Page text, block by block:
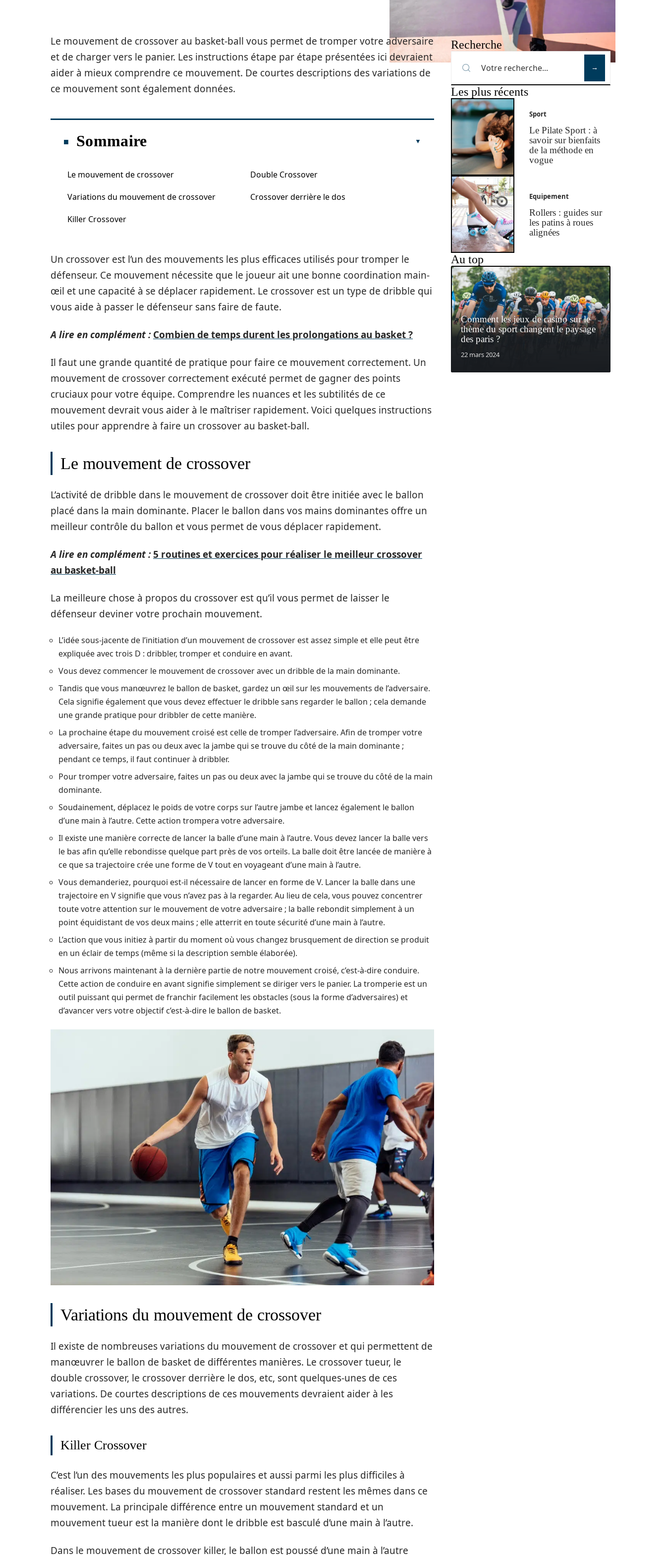
Le mouvement de crossover au basket-ball vous permet de tromper votre adversaire
et de charger vers le panier. Les instructions étape par étape présentées ici devraient
aider à mieux comprendre ce mouvement. De courtes descriptions des variations de
ce mouvement sont également données.
Sommaire
Le mouvement de crossover
Variations du mouvement de crossover
Killer Crossover
Double Crossover
Crossover derrière le dos
Un crossover est l’un des mouvements les plus efficaces utilisés pour tromper le
défenseur. Ce mouvement nécessite que le joueur ait une bonne coordination main-
œil et une capacité à se déplacer rapidement. Le crossover est un type de dribble qui
vous aide à passer le défenseur sans faire de faute.
A lire en complément : Combien de temps durent les prolongations au basket ?
Il faut une grande quantité de pratique pour faire ce mouvement correctement. Un
mouvement de crossover correctement exécuté permet de gagner des points
cruciaux pour votre équipe. Comprendre les nuances et les subtilités de ce
mouvement devrait vous aider à le maîtriser rapidement. Voici quelques instructions
utiles pour apprendre à faire un crossover au basket-ball.
Le mouvement de crossover
L’activité de dribble dans le mouvement de crossover doit être initiée avec le ballon
placé dans la main dominante. Placer le ballon dans vos mains dominantes offre un
meilleur contrôle du ballon et vous permet de vous déplacer rapidement.
A lire en complément : 5 routines et exercices pour réaliser le meilleur crossover
au basket-ball
La meilleure chose à propos du crossover est qu’il vous permet de laisser le
défenseur deviner votre prochain mouvement.
L’idée sous-jacente de l’initiation d’un mouvement de crossover est assez simple et elle peut être
expliquée avec trois D : dribbler, tromper et conduire en avant.
Vous devez commencer le mouvement de crossover avec un dribble de la main dominante.
Tandis que vous manœuvrez le ballon de basket, gardez un œil sur les mouvements de l’adversaire.
Cela signifie également que vous devez effectuer le dribble sans regarder le ballon ; cela demande
une grande pratique pour dribbler de cette manière.
La prochaine étape du mouvement croisé est celle de tromper l’adversaire. Afin de tromper votre
adversaire, faites un pas ou deux avec la jambe qui se trouve du côté de la main dominante ;
pendant ce temps, il faut continuer à dribbler.
Pour tromper votre adversaire, faites un pas ou deux avec la jambe qui se trouve du côté de la main
dominante.
Soudainement, déplacez le poids de votre corps sur l’autre jambe et lancez également le ballon
d’une main à l’autre. Cette action trompera votre adversaire.
Il existe une manière correcte de lancer la balle d’une main à l’autre. Vous devez lancer la balle vers
le bas afin qu’elle rebondisse quelque part près de vos orteils. La balle doit être lancée de manière à
ce que sa trajectoire crée une forme de V tout en voyageant d’une main à l’autre.
Vous demanderiez, pourquoi est-il nécessaire de lancer en forme de V. Lancer la balle dans une
trajectoire en V signifie que vous n’avez pas à la regarder. Au lieu de cela, vous pouvez concentrer
toute votre attention sur le mouvement de votre adversaire ; la balle rebondit simplement à un
point équidistant de vos deux mains ; elle atterrit en toute sécurité d’une main à l’autre.
L’action que vous initiez à partir du moment où vous changez brusquement de direction se produit
en un éclair de temps (même si la description semble élaborée).
Nous arrivons maintenant à la dernière partie de notre mouvement croisé, c’est-à-dire conduire.
Cette action de conduire en avant signifie simplement se diriger vers le panier. La tromperie est un
outil puissant qui permet de franchir facilement les obstacles (sous la forme d’adversaires) et
d’avancer vers votre objectif c’est-à-dire le ballon de basket.
Variations du mouvement de crossover
Il existe de nombreuses variations du mouvement de crossover et qui permettent de
manœuvrer le ballon de basket de différentes manières. Le crossover tueur, le
double crossover, le crossover derrière le dos, etc, sont quelques-unes de ces
variations. De courtes descriptions de ces mouvements devraient aider à les
différencier les uns des autres.
Killer Crossover
C’est l’un des mouvements les plus populaires et aussi parmi les plus difficiles à
réaliser. Les bases du mouvement de crossover standard restent les mêmes dans ce
mouvement. La principale différence entre un mouvement standard et un
mouvement tueur est la manière dont le dribble est basculé d’une main à l’autre.
Dans le mouvement de crossover killer, le ballon est poussé d’une main à l’autre
Recherche
Les plus récents
Sport
Le Pilate Sport : à
savoir sur bienfaits
de la méthode en
vogue
Equipement
Rollers : guides sur
les patins à roues
alignées
Au top
Comment les jeux de casino sur le
thème du sport changent le paysage
des paris ?
22 mars 2024